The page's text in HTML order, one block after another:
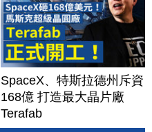
SpaceX、特斯拉德州斥資
168億 打造最大晶片廠
Terafab